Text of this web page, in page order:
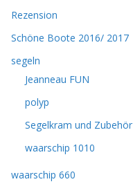
Rezension
Schöne Boote 2016/ 2017
segeln
Jeanneau FUN
polyp
Segelkram und Zubehör
waarschip 1010
waarschip 660